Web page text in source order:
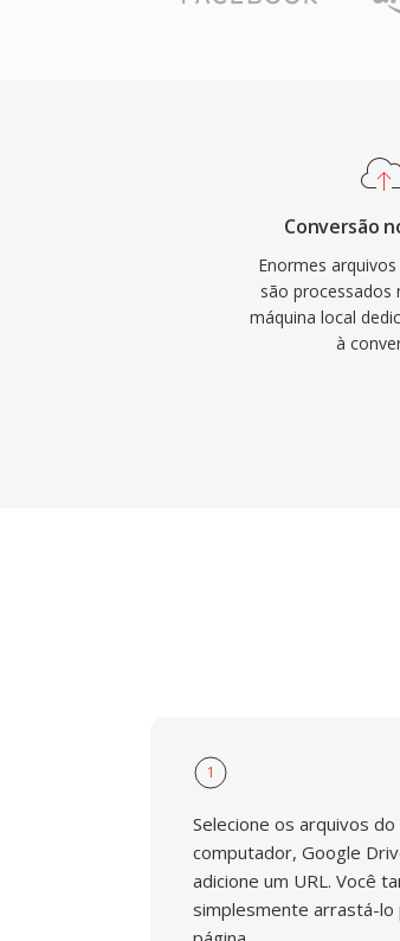
Conversão
Enormes
são processados
máquina local
à
1
Selecione os arquivos do
computador, Google
adicione um URL. Você
simplesmente arrastá-lo